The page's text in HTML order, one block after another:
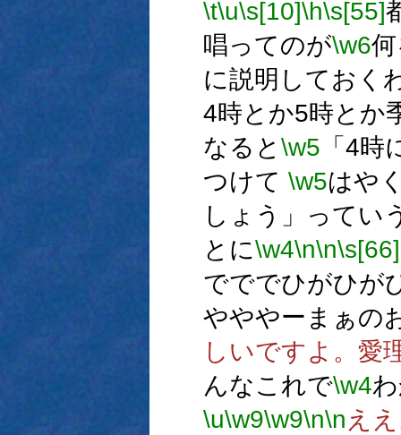
\t\u\s[10]\h\s[55]
唱ってのが\w6
に説明しておく
4時とか5時とか
なると \w5 「4
つけて \w5はや
しょう」ってい
とに\w4\n\n\s[66]
でででひがひが
やややーまぁの
しいですよ。愛
んなこれで\w4
\u\w9\w9\n\n え